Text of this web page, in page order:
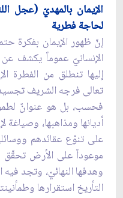
الإيمان بالمهديّ (عجل
لحاجة فطرية
إنّ ظهور الإيمان بفكرة
الإنسانيّ عموماً يكشف
إليها تنطلق من الفطرة
تعالى فرجه الشريف
فحسب، بل هو عنوانٌ
أديانها ومذاهبها،
على تنوّع عقائدهم
موعوداً على الأرض تحقّق
وهدفها النهائيّ، وتجد
التأريخ استقرارها